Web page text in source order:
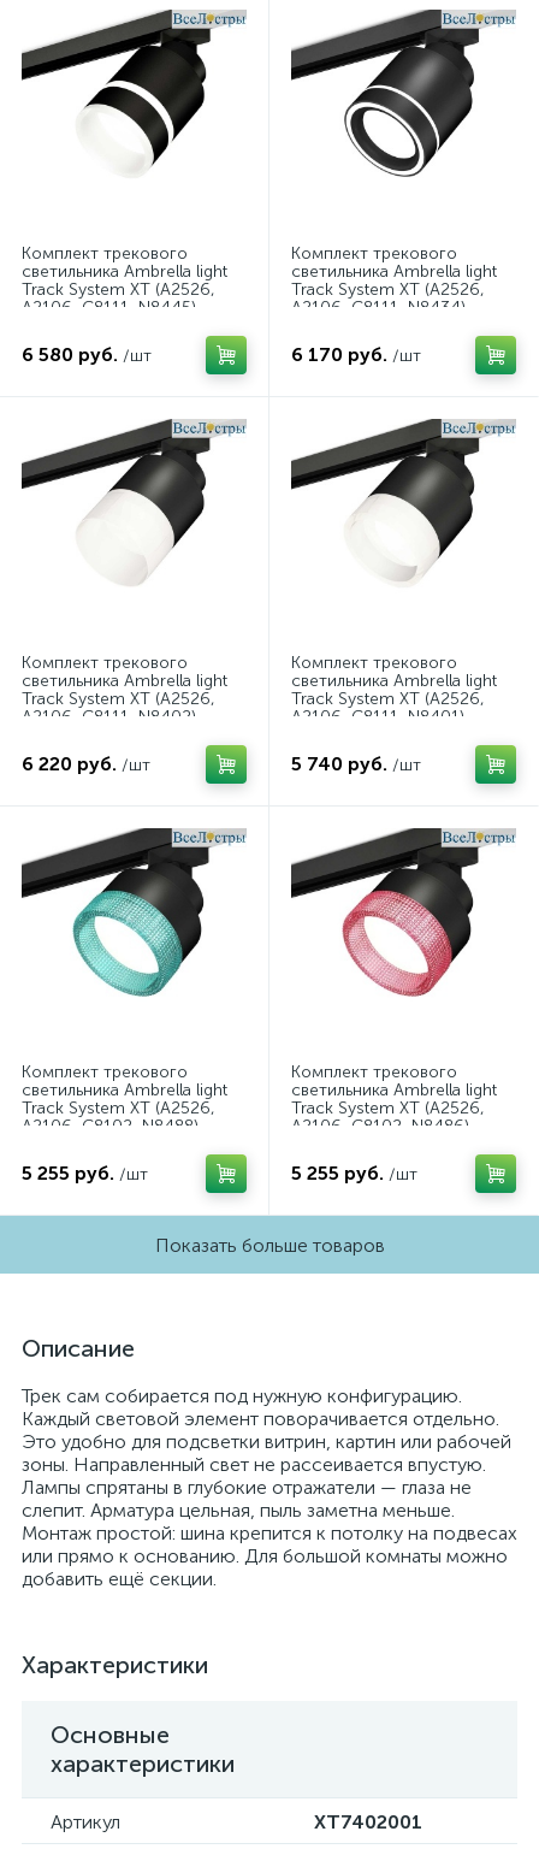
Комплект трекового
светильника Ambrella light
Track System XT (A2526,
A2106, C8111, N8445)
6 580 руб. /шт
Комплект трекового
светильника Ambrella light
Track System XT (A2526,
A2106, C8111, N8434)
6 170 руб. /шт
Комплект трекового
светильника Ambrella light
Track System XT (A2526,
A2106, C8111, N8402)
6 220 руб. /шт
Комплект трекового
светильника Ambrella light
Track System XT (A2526,
A2106, C8111, N8401)
5 740 руб. /шт
Комплект трекового
светильника Ambrella light
Track System XT (A2526,
A2106, C8102, N8488)
5 255 руб. /шт
Комплект трекового
светильника Ambrella light
Track System XT (A2526,
A2106, C8102, N8486)
5 255 руб. /шт
Показать больше товаров
Описание
Трек сам собирается под нужную конфигурацию.
Каждый световой элемент поворачивается отдельно.
Это удобно для подсветки витрин, картин или рабочей
зоны. Направленный свет не рассеивается впустую.
Лампы спрятаны в глубокие отражатели — глаза не
слепит. Арматура цельная, пыль заметна меньше.
Монтаж простой: шина крепится к потолку на подвесах
или прямо к основанию. Для большой комнаты можно
добавить ещё секции.
Характеристики
Основные
характеристики
Артикул
XT7402001